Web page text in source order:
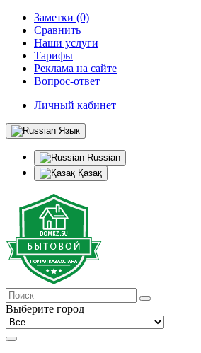
Заметки (0)
Сравнить
Наши услуги
Тарифы
Реклама на сайте
Вопрос-ответ
Личный кабинет
Язык
Russian
Қазақ
Выберите город